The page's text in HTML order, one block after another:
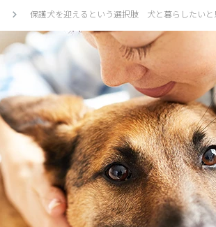
保護犬を迎えるという選択肢 犬と暮らしたいと